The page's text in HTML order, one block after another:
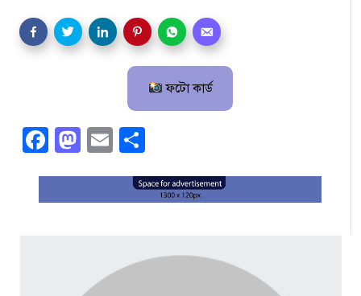
ফটো কার্ড
Facebook
Mastodon
Email